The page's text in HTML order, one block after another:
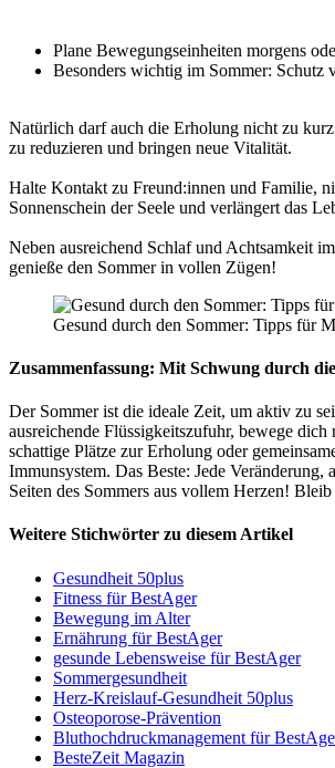
Plane Bewegungseinheiten morgens
Besonders wichtig im Sommer: Schutz
Natürlich darf auch die Erholung nicht zu
zu reduzieren und bringen neue Vitalität.
Halte Kontakt zu Freund:innen und Familie,
Sonnenschein der Seele und verlängert das
Neben ausreichend Schlaf und Achtsamkeit
genieße den Sommer in vollen Zügen!
Gesund durch den Sommer: Tipps für
Zusammenfassung: Mit Schwung durch
Der Sommer ist die ideale Zeit, um aktiv zu
ausreichende Flüssigkeitszufuhr, bewege
schattige Plätze zur Erholung oder
Immunsystem. Das Beste: Jede
Seiten des Sommers aus vollem Herzen!
Weitere Stichwörter zu diesem Artikel
Gesundheit 50plus
Fitness für BestAger
Bewegung im Alter
Ernährung für BestAger
gesunde Lebensweise für BestAger
Sommergesundheit
Herz-Kreislauf-Gesundheit 50plus
Osteoporose-Prävention
Bluthochdruckmanagement für
BesteZeit Magazin